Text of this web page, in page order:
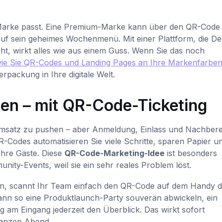
passt. Eine Premium-Marke kann über den QR-Code
sein geheimes Wochenmenü. Mit einer Plattform, die
wirkt alles wie aus einem Guss. Wenn Sie das noch
Sie QR-Codes und Landing Pages an Ihre Markenfarben
in Ihre digitale Welt.
– mit QR-Code-Ticketing
zu pushen – aber Anmeldung, Einlass und
automatisieren Sie viele Schritte, sparen Papier
Gäste. Diese QR-Code-Marketing-Ideeist besonders
Events, weil sie ein sehr reales Problem löst.
scannt Ihr Team einfach den QR-Code auf dem Handy
so eine Produktlaunch-Party souverän abwickeln, ein
am Eingang jederzeit den Überblick. Das wirkt sofort